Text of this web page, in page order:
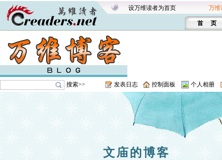
设万维读者为首页 万维
首 页
搜索>> 发表日志 控制面板 个人相册
文庙的博客